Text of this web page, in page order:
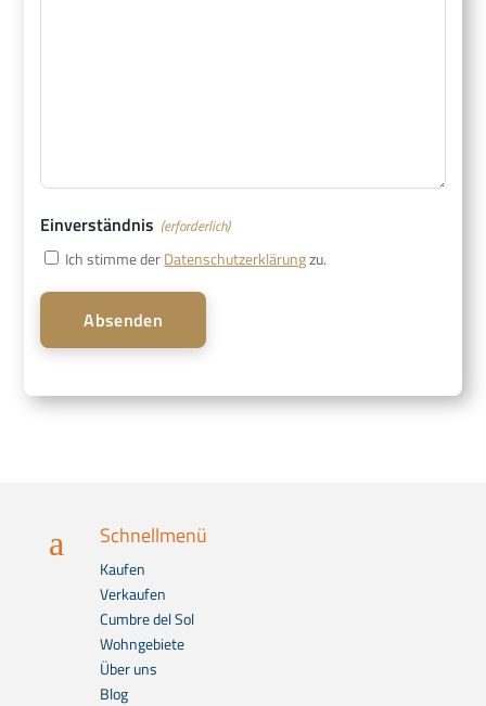
Einverständnis (erforderlich)
Ich stimme derDatenschutzerklärungzu.
Absenden
a Schnellmenü
Kaufen
Verkaufen
Cumbre del Sol
Wohngebiete
Über uns
Blog